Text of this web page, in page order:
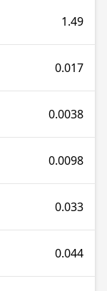
1.49
0.017
0.0038
0.0098
0.033
0.044